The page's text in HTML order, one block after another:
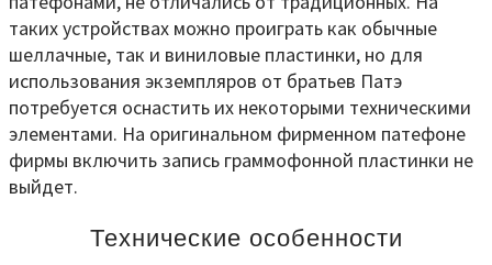
таких устройствах можно проиграть как обычные
шеллачные, так и виниловые пластинки, но для
использования экземпляров от братьев Патэ
потребуется оснастить их некоторыми техническими
элементами. На оригинальном фирменном патефоне
фирмы включить запись граммофонной пластинки не
выйдет.
Технические особенности